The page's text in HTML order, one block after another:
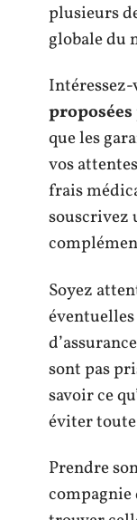
plusieurs
globale du
proposées
que les
vos
frais
souscrivez
Soyez
sont pas
savoir ce
éviter
Prendre
compagnie